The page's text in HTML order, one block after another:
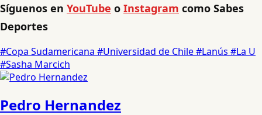
Síguenos en YouTube o Instagram como Sabes
Deportes
#Copa Sudamericana #Universidad de Chile#Lanús #La U
#Sasha Marcich
Pedro Hernandez